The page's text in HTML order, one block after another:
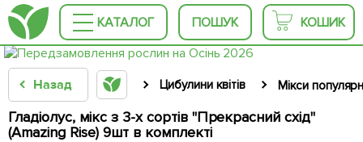
КАТАЛОГ ПОШУК КОШИК
Назад Цибулини квітів Мікси
Гладіолус, мікс з 3-х сортів "Прекрасний схід"
(Amazing Rise) 9шт в комплекті